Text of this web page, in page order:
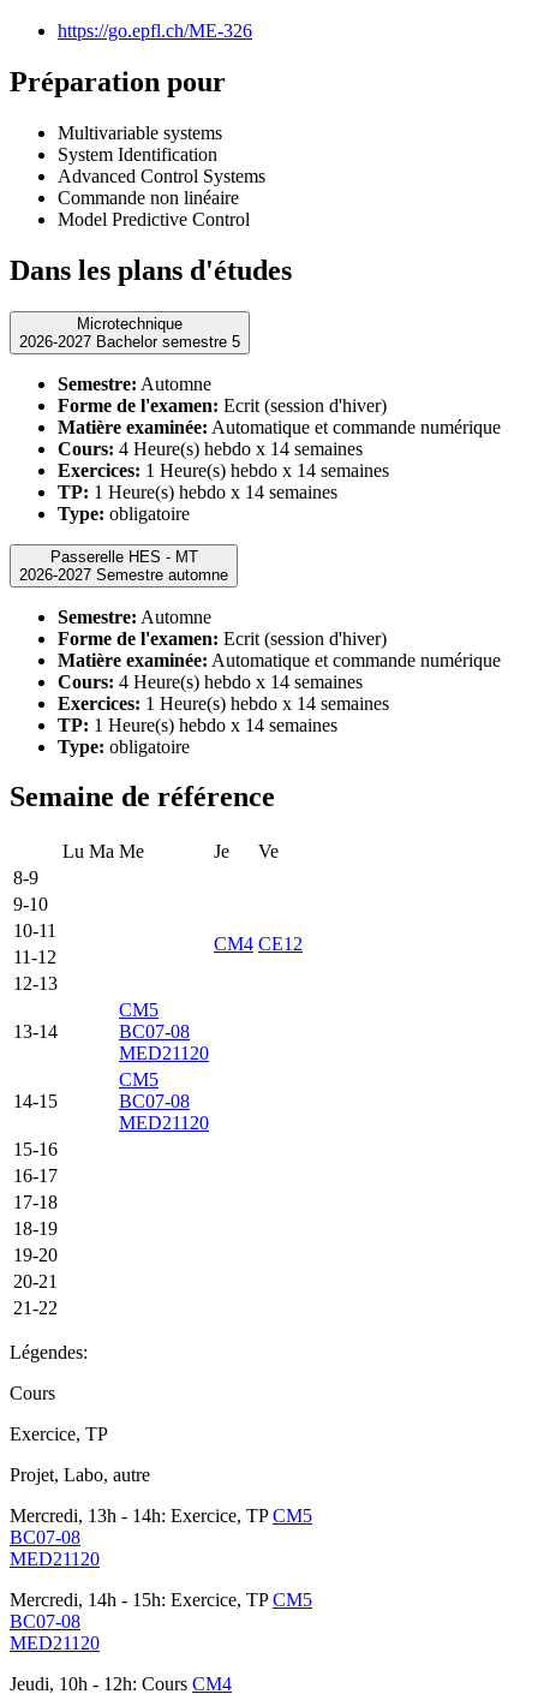
https://go.epfl.ch/ME-326
Préparation pour
Multivariable systems
System Identification
Advanced Control Systems
Commande non linéaire
Model Predictive Control
Dans les plans d'études
Microtechnique
2026-2027 Bachelor semestre 5
Semestre: Automne
Forme de l'examen: Ecrit (session d'hiver)
Matière examinée: Automatique et commande numérique
Cours: 4 Heure(s) hebdo x 14 semaines
Exercices: 1 Heure(s) hebdo x 14 semaines
TP: 1 Heure(s) hebdo x 14 semaines
Type: obligatoire
Passerelle HES - MT
2026-2027 Semestre automne
Semestre: Automne
Forme de l'examen: Ecrit (session d'hiver)
Matière examinée: Automatique et commande numérique
Cours: 4 Heure(s) hebdo x 14 semaines
Exercices: 1 Heure(s) hebdo x 14 semaines
TP: 1 Heure(s) hebdo x 14 semaines
Type: obligatoire
Semaine de référence
Lu Ma Me Je
Ve
8-9
9-10
10-11
CM4 CE12
11-12
12-13
13-14
CM5
BC07-08
MED21120
14-15
CM5
BC07-08
MED21120
15-16
16-17
17-18
18-19
19-20
20-21
21-22
Légendes:
Cours
Exercice, TP
Projet, Labo, autre
Mercredi, 13h - 14h: Exercice, TPCM5
BC07-08
MED21120
Mercredi, 14h - 15h: Exercice, TPCM5
BC07-08
MED21120
Jeudi, 10h - 12h: Cours CM4